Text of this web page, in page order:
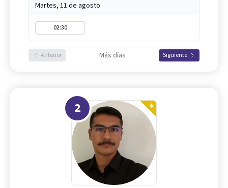
Martes, 11 de agosto
02:30
Anterior Más días Siguiente
2